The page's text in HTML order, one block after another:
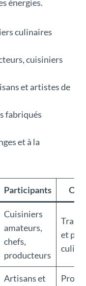
énergies.
culinaires
cuisiniers
et artistes de
fabriqués
et à la
Participants
Cuisiniers
amateurs,
chefs,
producteurs
et
Artisans et